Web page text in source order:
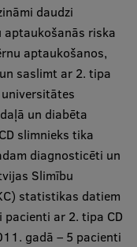
daudzi
aptaukošanās riska
aptaukošanos,
saslimt ar 2. tipa
un diabēta
slimnieks tika
diagnosticēti un
Slimību
statistikas datiem
ar 2. tipa CD
gadā – 5 pacienti